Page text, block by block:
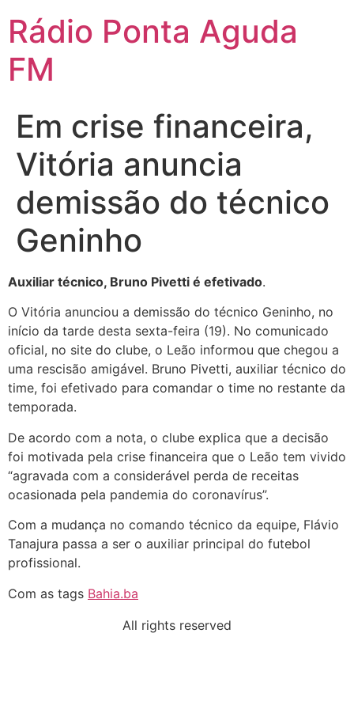
para
conteúdo
Rádio Ponta Aguda
FM
Em crise financeira,
Vitória anuncia
demissão do técnico
Geninho
Auxiliar técnico, Bruno Pivetti é efetivado.
O Vitória anunciou a demissão do técnico Geninho, no
início da tarde desta sexta-feira (19). No comunicado
oficial, no site do clube, o Leão informou que chegou a
uma rescisão amigável. Bruno Pivetti, auxiliar técnico do
time, foi efetivado para comandar o time no restante da
temporada.
De acordo com a nota, o clube explica que a decisão
foi motivada pela crise financeira que o Leão tem vivido
“agravada com a considerável perda de receitas
ocasionada pela pandemia do coronavírus”.
Com a mudança no comando técnico da equipe, Flávio
Tanajura passa a ser o auxiliar principal do futebol
profissional.
Com as tags Bahia.ba
All rights reserved